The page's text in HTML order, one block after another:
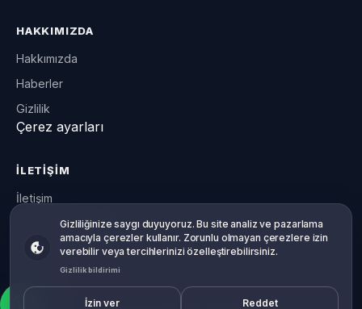
HAKKIMIZDA
Hakkımızda
Haberler
Gizlilik
Çerez ayarları
İLETIŞIM
İletişim
info@willowsoft.co
WhatsApp
Gizliliğiniz, sizin tercihiniz
Gizliliğinize saygı duyuyoruz. Bu site analiz ve pazarlama
amacıyla çerezler kullanır. Zorunlu olmayan çerezlere izin
verebilir veya tercihlerinizi özelleştirebilirsiniz.
Gizlilik bildirimi
İzin ver Reddet